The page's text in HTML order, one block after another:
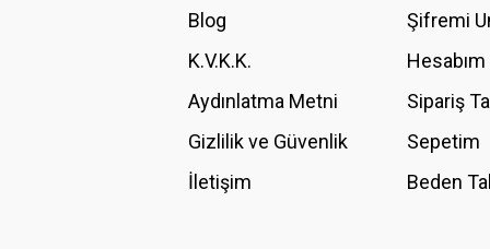
Ürün fiyatı diğer sitelerden daha pahalı.
Bu ürüne benzer farklı alternatifler olmalı.
Blog
K.V.K.K.
Aydınlatma Metni
Gizlilik ve Güvenlik
İletişim
Şifremi
Hesabım
Sipariş
Sepetim
Beden